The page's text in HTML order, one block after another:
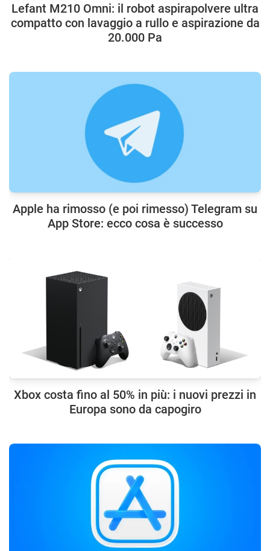
Lefant M210 Omni: il robot aspirapolvere ultra
compatto con lavaggio a rullo e aspirazione da
20.000 Pa
Apple ha rimosso (e poi rimesso) Telegram su
App Store: ecco cosa è successo
Xbox costa fino al 50% in più: i nuovi prezzi in
Europa sono da capogiro